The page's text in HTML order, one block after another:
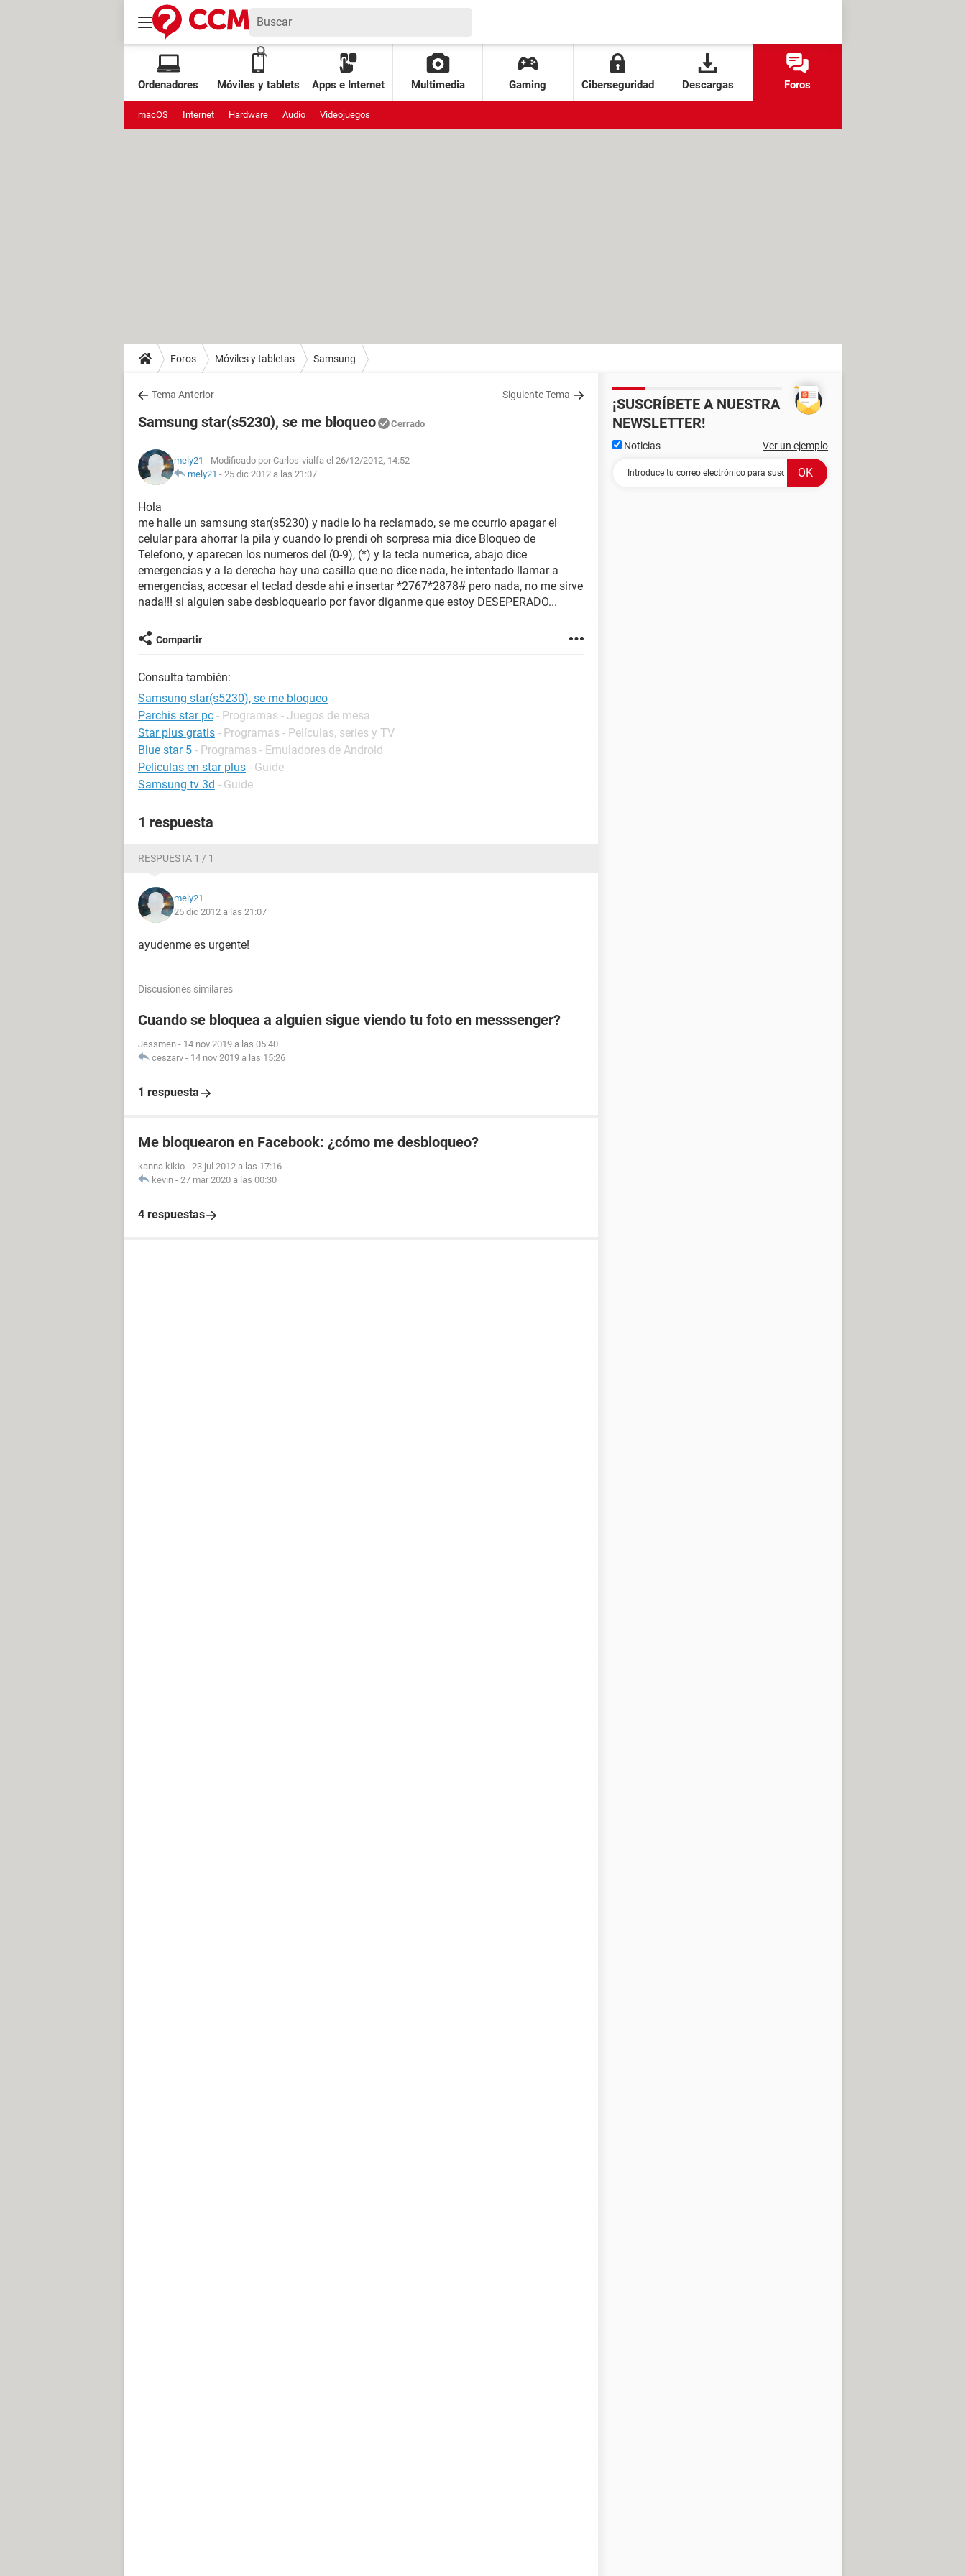
Ordenadores Móviles y tablets Apps e Internet Multimedia Gaming Ciberseguridad Descargas Foros
macOS Internet Hardware Audio Videojuegos
Foros Móviles y tabletas Samsung
Tema Anterior Siguiente Tema
Samsung star(s5230), se me bloqueo Cerrado
mely21 - Modificado por Carlos-vialfa el 26/12/2012, 14:52
mely21 - 25 dic 2012 a las 21:07
Hola
me halle un samsung star(s5230) y nadie lo ha reclamado, se me ocurrio apagar el
celular para ahorrar la pila y cuando lo prendi oh sorpresa mia dice Bloqueo de
Telefono, y aparecen los numeros del (0-9), (*) y la tecla numerica, abajo dice
emergencias y a la derecha hay una casilla que no dice nada, he intentado llamar a
emergencias, accesar el teclad desde ahi e insertar *2767*2878# pero nada, no me sirve
nada!!! si alguien sabe desbloquearlo por favor diganme que estoy DESEPERADO...
Compartir
Consulta también:
Samsung star(s5230), se me bloqueo
Parchis star pc - Programas - Juegos de mesa
Star plus gratis - Programas - Películas, series y TV
Blue star 5 - Programas - Emuladores de Android
Películas en star plus - Guide
Samsung tv 3d - Guide
1 respuesta
RESPUESTA 1 / 1
mely21
25 dic 2012 a las 21:07
ayudenme es urgente!
Discusiones similares
Cuando se bloquea a alguien sigue viendo tu foto en messsenger?
Jessmen - 14 nov 2019 a las 05:40
ceszarv - 14 nov 2019 a las 15:26
1 respuesta
Me bloquearon en Facebook: ¿cómo me desbloqueo?
kanna kikio - 23 jul 2012 a las 17:16
kevin - 27 mar 2020 a las 00:30
4 respuestas
¡SUSCRÍBETE A NUESTRA
NEWSLETTER!
Noticias Ver un ejemplo